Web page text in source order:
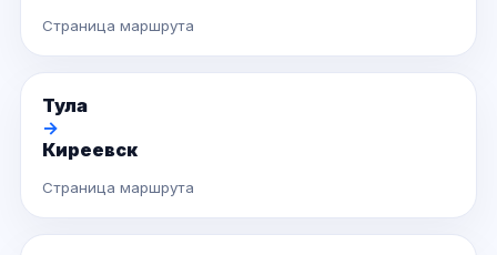
Страница маршрута
Тула
→
Киреевск
Страница маршрута